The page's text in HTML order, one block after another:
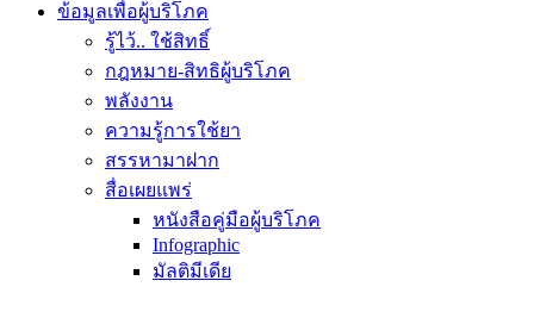
ข้อมูลเพื่อผู้บริโภค
รู้ไว้.. ใช้สิทธิ์
กฎหมาย-สิทธิผู้บริโภค
พลังงาน
ความรู้การใช้ยา
สรรหามาฝาก
สื่อเผยแพร่
หนังสือคู่มือผู้บริโภค
Infographic
มัลติมีเดีย